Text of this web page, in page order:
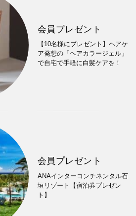
会員プレゼント
【10名様にプレゼント】ヘアケ
ア発想の「ヘアカラージェル」
で自宅で手軽に白髪ケアを！
会員プレゼント
ANAインターコンチネンタル石
垣リゾート【宿泊券プレゼン
ト】